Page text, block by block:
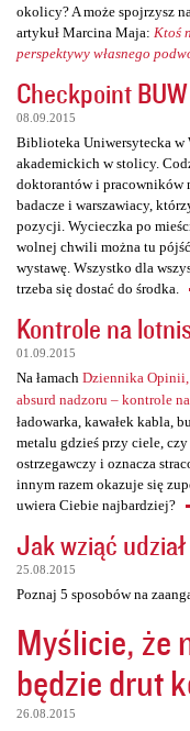
okolicy? A może spojrzysz
artykuł Marcina Maja: Ktoś
perspektywy własnego
Checkpoint BUW
08.09.2015
Biblioteka Uniwersytecka w
akademickich w stolicy.
doktorantów i pracowników
badacze i warszawiacy,
pozycji. Wycieczka po
wolnej chwili można tu
wystawę. Wszystko dla
trzeba się dostać do środka.
Kontrole na
01.09.2015
Na łamach Dziennika Opinii,
absurd nadzoru – kontrole
ładowarka, kawałek kabla,
metalu gdzieś przy ciele, czy
ostrzegawczy i oznacza
innym razem okazuje się
uwiera Ciebie najbardziej?
Jak wziąć
25.08.2015
Poznaj 5 sposobów na
Myślicie, że
będzie drut
26.08.2015